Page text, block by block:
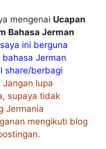
mengenai Ucapan
Bahasa Jerman
ini berguna
Jerman
share/berbagi
Jangan lupa
supaya tidak
Jermania
mengikuti blog